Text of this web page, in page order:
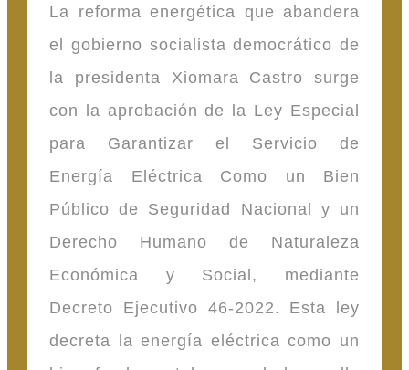
La reforma energética que abandera
el gobierno socialista democrático de
la presidenta Xiomara Castro surge
con la aprobación de la Ley Especial
para Garantizar el Servicio de
Energía Eléctrica Como un Bien
Público de Seguridad Nacional y un
Derecho Humano de Naturaleza
Económica y Social, mediante
Decreto Ejecutivo 46-2022. Esta ley
decreta la energía eléctrica como un